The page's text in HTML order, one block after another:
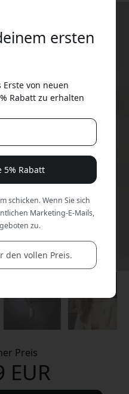
Preis
EUR
ersten
von neuen
Rabatt zu erhalten
5% Rabatt
schicken. Wenn Sie sich
Marketing-E-Mails,
zu.
den vollen Preis.
der Kasse, um 5%